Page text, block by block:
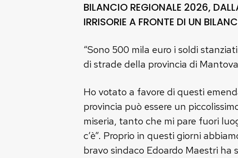
BILANCIO REGIONALE 2026,
IRRISORIE A FRONTE DI UN
“Sono 500 mila euro i soldi
di strade della provincia di
Ho votato a favore di questi
provincia può essere un
miseria, tanto che mi pare fuori
c’è”. Proprio in questi giorni
bravo sindaco Edoardo Maestri